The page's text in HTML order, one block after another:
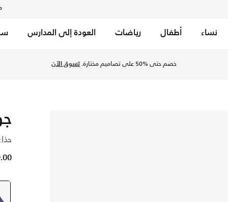
نساء أطفال رياضات العودة إلى المدارس
خصم حتى %50 على تصاميم مختارة. تسوق الآن